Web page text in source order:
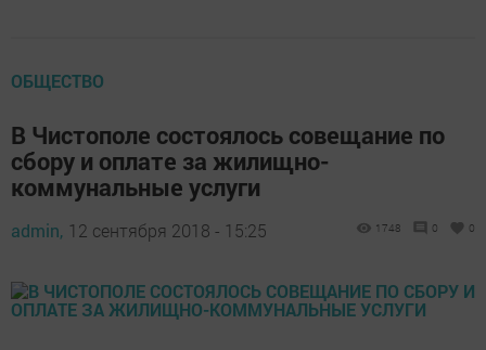
ОБЩЕСТВО
В Чистополе состоялось совещание по
сбору и оплате за жилищно-
коммунальные услуги
admin, 12 сентября 2018 - 15:25 1748 0 0